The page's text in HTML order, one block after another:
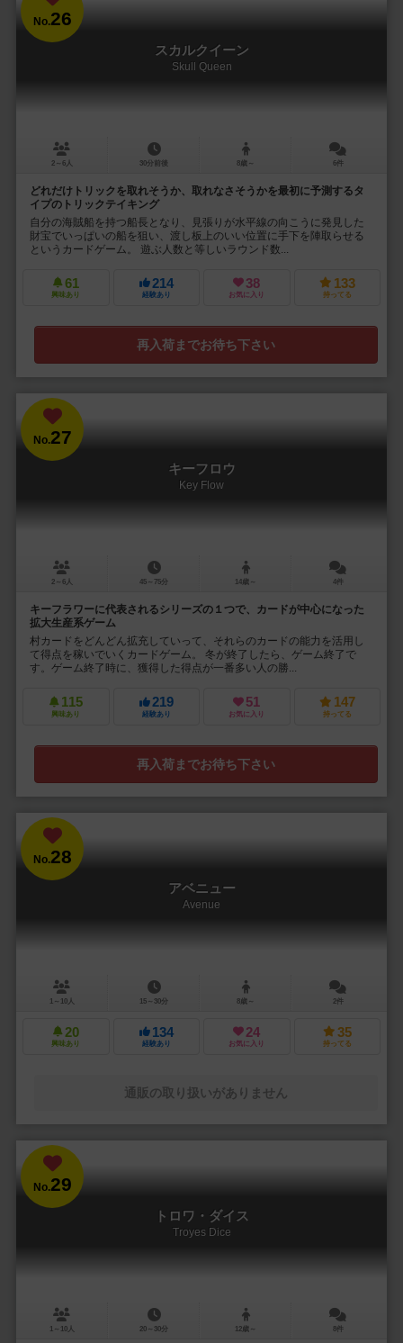
No.26
スカルクイーン
Skull Queen
2～6人 30分前後 8歳～ 6件
どれだけトリックを取れそうか、取れなさそうかを最初に予測するタ
イプのトリックテイキング
自分の海賊船を持つ船長となり、見張りが水平線の向こうに発見した
財宝でいっぱいの船を狙い、渡し板上のいい位置に手下を陣取らせる
というカードゲーム。 遊ぶ人数と等しいラウンド数...
61
興味あり
214
経験あり
38
お気に入り
133
持ってる
再入荷までお待ち下さい
No.27
キーフロウ
Key Flow
2～6人 45～75分 14歳～ 4件
キーフラワーに代表されるシリーズの１つで、カードが中心になった
拡大生産系ゲーム
村カードをどんどん拡充していって、それらのカードの能力を活用し
て得点を稼いでいくカードゲーム。 冬が終了したら、ゲーム終了で
す。ゲーム終了時に、獲得した得点が一番多い人の勝...
115
興味あり
219
経験あり
51
お気に入り
147
持ってる
再入荷までお待ち下さい
No.28
アベニュー
Avenue
1～10人 15～30分 8歳～ 2件
20
興味あり
134
経験あり
24
お気に入り
35
持ってる
通販の取り扱いがありません
No.29
トロワ・ダイス
Troyes Dice
1～10人 20～30分 12歳～ 8件